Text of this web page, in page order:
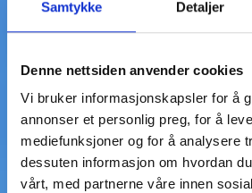
Samtykke Detaljer
Denne nettsiden anvender cookies
Vi bruker informasjonskapsler for å
annonser et personlig preg, for å
mediefunksjoner og for å analysere
dessuten informasjon om hvordan
vårt, med partnerne våre innen